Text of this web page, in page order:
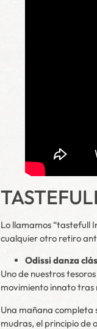
Lo llamamos “tastefull
cualquier otro retiro
Odissi danza
Uno de nuestros
movimiento innato tras
Una mañana completa
mudras, el principio de